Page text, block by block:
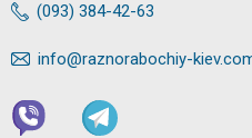
(093) 384-42-63
info@raznorabochiy-